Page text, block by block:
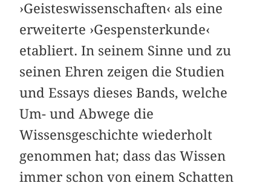
›Geisteswissenschaften‹ als eine
erweiterte ›Gespensterkunde‹
etabliert. In seinem Sinne und zu
seinen Ehren zeigen die Studien
und Essays dieses Bands, welche
Um- und Abwege die
Wissensgeschichte wiederholt
genommen hat; dass das Wissen
immer schon von einem Schatten